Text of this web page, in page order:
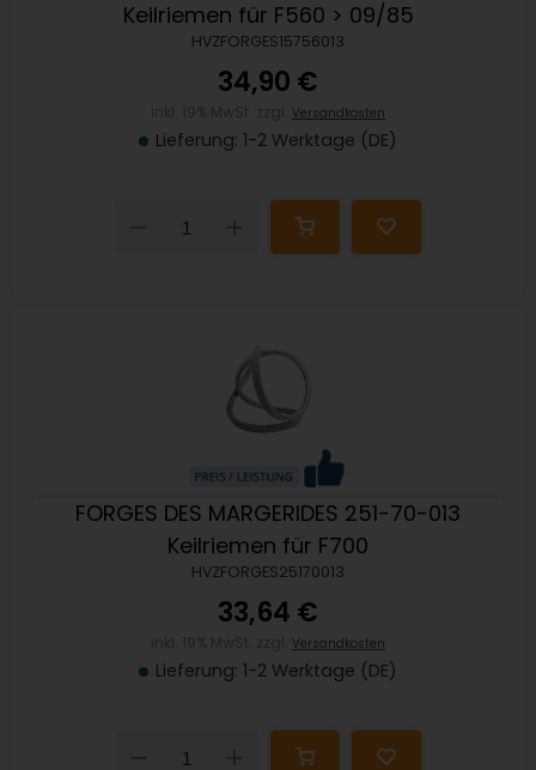
Keilriemen für F560 > 09/85
HVZFORGES15756013
34,90 €
Versandkosten
Lieferung: 1-2 Werktage (DE)
Down
FORGES DES MARGERIDES 251-70-013
Keilriemen für F700
HVZFORGES25170013
33,64 €
Versandkosten
Lieferung: 1-2 Werktage (DE)
Down